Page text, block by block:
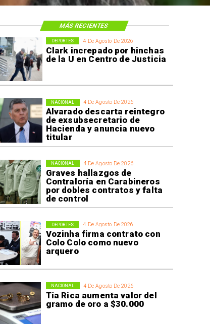
4 De Agosto De 2026
Clark increpado por hinchas
de la U en Centro de Justicia
DEPORTES
4 De Agosto De 2026
Alvarado descarta reintegro
de exsubsecretario de
Hacienda y anuncia nuevo
titular
NACIONAL
4 De Agosto De 2026
Graves hallazgos de
Contraloría en Carabineros
por dobles contratos y falta
de control
NACIONAL
4 De Agosto De 2026
Vozinha firma contrato con
Colo Colo como nuevo
arquero
DEPORTES
4 De Agosto De 2026
Tía Rica aumenta valor del
gramo de oro a $30.000
NACIONAL
MÁS RECIENTES